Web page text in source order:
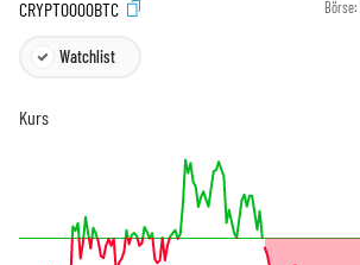
CRYPT0000BTC
Börse:
Watchlist
Kurs